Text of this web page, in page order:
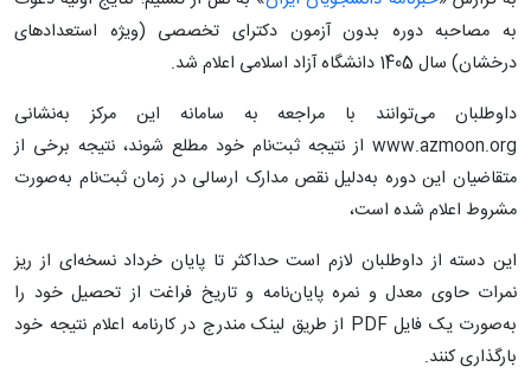
به مصاحبه دوره بدون آزمون دکترای تخصصی (ویژه استعدادهای
درخشان) سال 1405 دانشگاه آزاد اسلامی اعلام شد.
داوطلبان می‌توانند با مراجعه به سامانه این مرکز به‌نشانی
www.azmoon.org از نتیجه ثبت‌نام خود مطلع شوند، نتیجه برخی از
متقاضیان این دوره به‌دلیل نقص مدارک ارسالی در زمان ثبت‌نام به‌صورت
مشروط اعلام شده است،
این دسته از داوطلبان لازم است حداکثر تا پایان خرداد نسخه‌ای از ریز
نمرات حاوی معدل و نمره پایان‌نامه و تاریخ فراغت از تحصیل خود را
به‌صورت یک فایل PDF از طریق لینک مندرج در کارنامه اعلام نتیجه خود
بارگذاری کنند.